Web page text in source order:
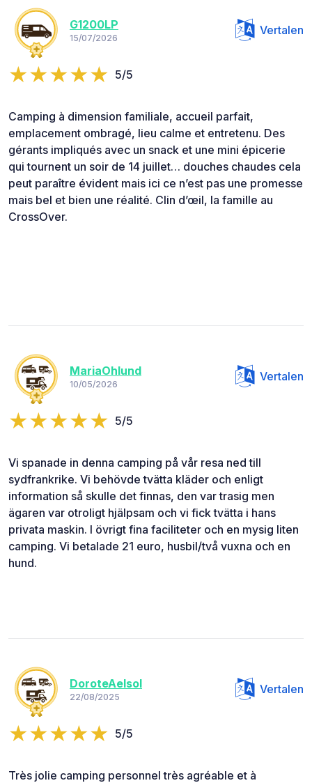
G1200LP
15/07/2026
Vertalen
5/5
Camping à dimension familiale, accueil parfait,
emplacement ombragé, lieu calme et entretenu. Des
gérants impliqués avec un snack et une mini épicerie
qui tournent un soir de 14 juillet… douches chaudes cela
peut paraître évident mais ici ce n’est pas une promesse
mais bel et bien une réalité. Clin d’œil, la famille au
CrossOver.
MariaOhlund
10/05/2026
Vertalen
5/5
Vi spanade in denna camping på vår resa ned till
sydfrankrike. Vi behövde tvätta kläder och enligt
information så skulle det finnas, den var trasig men
ägaren var otroligt hjälpsam och vi fick tvätta i hans
privata maskin. I övrigt fina faciliteter och en mysig liten
camping. Vi betalade 21 euro, husbil/två vuxna och en
hund.
DoroteAelsol
22/08/2025
Vertalen
5/5
Très jolie camping personnel très agréable et à